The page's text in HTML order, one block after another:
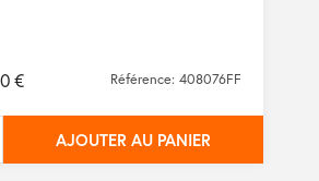
€ Référence: 408076FF
AJOUTER AU PANIER